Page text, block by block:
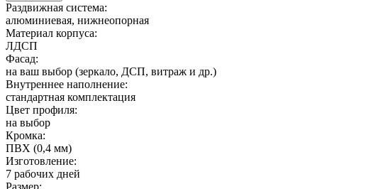
Раздвижная система:
алюминиевая, нижнеопорная
Материал корпуса:
ЛДСП
Фасад:
на ваш выбор (зеркало, ДСП, витраж и др.)
Внутреннее наполнение:
стандартная комплектация
Цвет профиля:
на выбор
Кромка:
ПВХ (0,4 мм)
Изготовление:
7 рабочих дней
Размер: